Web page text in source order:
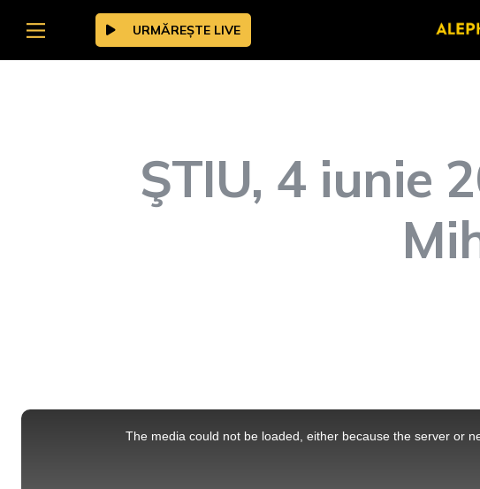
URMĂREȘTE LIVE
ŞTIU, 4 iunie
This
The media could not be loaded, either because the server or